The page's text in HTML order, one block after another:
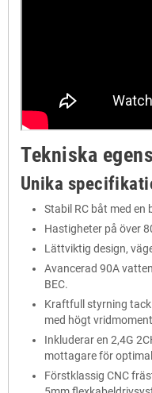
Tekniska
Unika
Stabil RC båt med en
Hastigheter på över
Lättviktig design,
Avancerad 90A
BEC.
Kraftfull styrning
med högt
Inkluderar en 2,4G
mottagare för
Förstklassig CNC